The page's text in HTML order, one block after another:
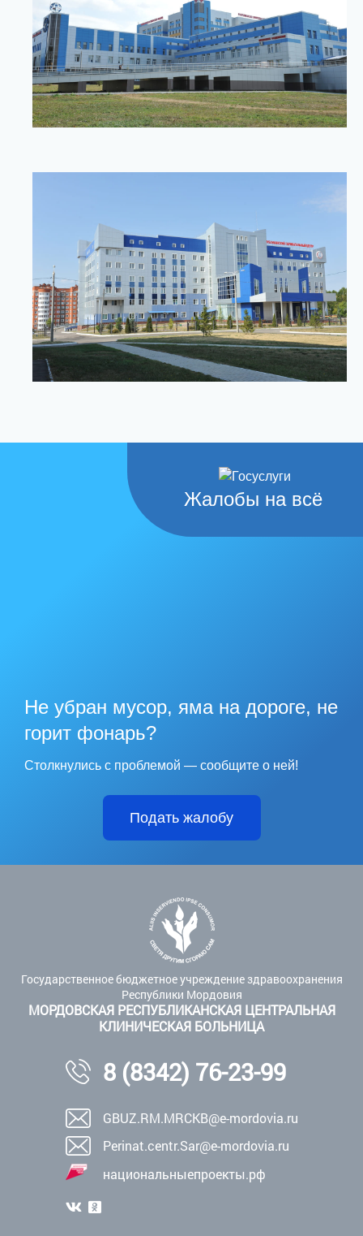
Жалобы на всё
Не убран мусор, яма на дороге, не
горит фонарь?
Столкнулись с проблемой — сообщите о ней!
Подать жалобу
Государственное бюджетное учреждение здравоохранения
Республики Мордовия
МОРДОВСКАЯ РЕСПУБЛИКАНСКАЯ ЦЕНТРАЛЬНАЯ
КЛИНИЧЕСКАЯ БОЛЬНИЦА
8 (8342) 76-23-99
GBUZ.RM.MRCKB@e-mordovia.ru
Perinat.centr.Sar@e-mordovia.ru
национальныепроекты.рф